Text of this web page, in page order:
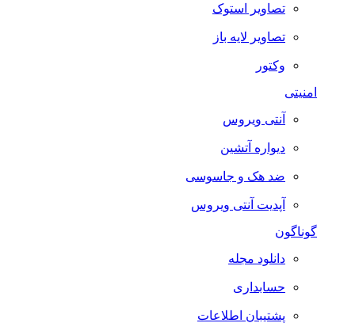
تصاویر استوک
تصاویر لایه باز
وکتور
امنیتی
آنتی ویروس
دیواره آتشین
ضد هک و جاسوسی
آپدیت آنتی ویروس
گوناگون
دانلود مجله
حسابداری
پشتیبان اطلاعات